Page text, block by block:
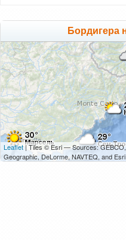
Бордигера
Leaflet| Tiles © Esri — Sources:
Geographic, DeLorme, NAVTEQ, and Esri